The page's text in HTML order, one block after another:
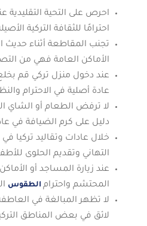
احرص على التحية التقليدية
احترامًا للثقافة التركية
تجنب المقاطعة أثناء حديث
الأماكن العامة فهي من
عند دخول منزل تركي قم
عادة أصلية في الاحترام
لا ترفض الطعام أو الشاي
دليل على كرم الضيافة في
خلال عادات وتقاليد تركيا
التهاني وتقديم الحلوى
عند زيارة المساجد أو الأماكن
المحتشم واحترام الطقوس
لا تظهر المبالغة في
لائق في بعض المناطق